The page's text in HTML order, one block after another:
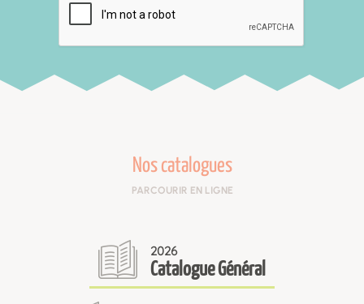
Nos catalogues
PARCOURIR EN LIGNE
2026
Catalogue Général